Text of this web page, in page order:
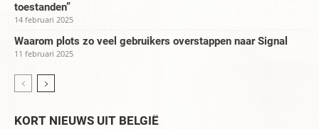
toestanden”
14 februari 2025
Waarom plots zo veel gebruikers overstappen naar Signal
11 februari 2025
KORT NIEUWS UIT BELGIË